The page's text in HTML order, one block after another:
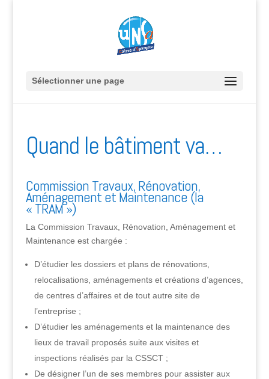
Sélectionner une page
Quand le bâtiment va…
Commission Travaux, Rénovation,
Aménagement et Maintenance (la
« TRAM »)
La Commission Travaux, Rénovation, Aménagement et
Maintenance est chargée :
D’étudier les dossiers et plans de rénovations,
relocalisations, aménagements et créations d’agences,
de centres d’affaires et de tout autre site de
l’entreprise ;
D’étudier les aménagements et la maintenance des
lieux de travail proposés suite aux visites et
inspections réalisés par la CSSCT ;
De désigner l’un de ses membres pour assister aux